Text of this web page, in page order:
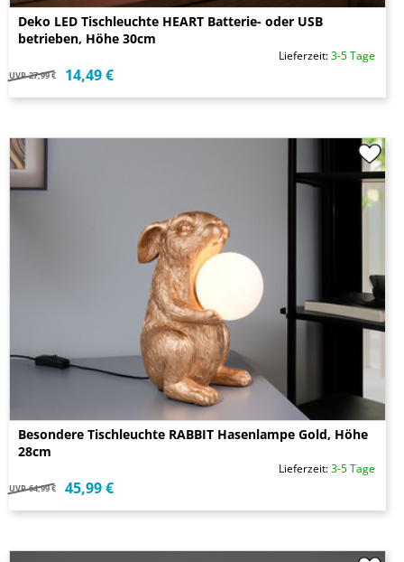
Deko LED Tischleuchte HEART Batterie- oder USB
betrieben, Höhe 30cm
Lieferzeit:3-5 Tage
UVP 27,99 € 14,49 €
Besondere Tischleuchte RABBIT Hasenlampe Gold, Höhe
28cm
Lieferzeit:3-5 Tage
UVP 64,99 € 45,99 €